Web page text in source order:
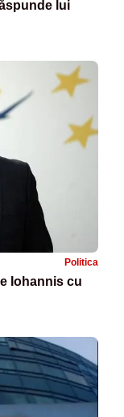
lui
Politica
Iohannis cu